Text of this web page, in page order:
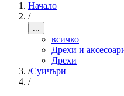
Начало
/
...
всичко
Дрехи и
Дрехи
/Суичъри
/